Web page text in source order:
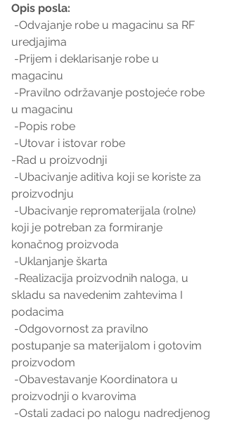
Opis posla:
uredjajima
magacinu
u magacinu
-Popis robe
-Utovar i istovar robe
-Rad u proizvodnji
proizvodnju
koji je potreban za formiranje
konačnog proizvoda
-Uklanjanje škarta
skladu sa navedenim zahtevima I
podacima
postupanje sa materijalom i gotovim
proizvodom
proizvodnji o kvarovima
-Ostali zadaci po nalogu nadredjenog